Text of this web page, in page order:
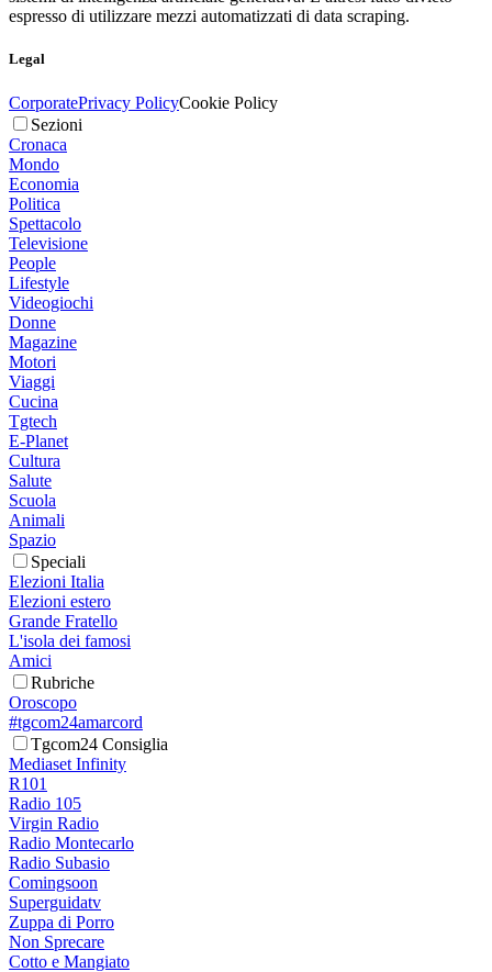
espresso di utilizzare mezzi automatizzati di data scraping.
Legal
CorporatePrivacy PolicyCookie Policy
Sezioni
Cronaca
Mondo
Economia
Politica
Spettacolo
Televisione
People
Lifestyle
Videogiochi
Donne
Magazine
Motori
Viaggi
Cucina
Tgtech
E-Planet
Cultura
Salute
Scuola
Animali
Spazio
Speciali
Elezioni Italia
Elezioni estero
Grande Fratello
L'isola dei famosi
Amici
Rubriche
Oroscopo
#tgcom24amarcord
Tgcom24 Consiglia
Mediaset Infinity
R101
Radio 105
Virgin Radio
Radio Montecarlo
Radio Subasio
Comingsoon
Superguidatv
Zuppa di Porro
Non Sprecare
Cotto e Mangiato